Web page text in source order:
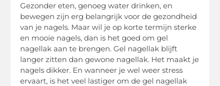
Gezonder eten, genoeg water drinken, en
bewegen zijn erg belangrijk voor de gezondheid
van je nagels. Maar wil je op korte termijn sterke
en mooie nagels, dan is het goed om gel
nagellak aan te brengen. Gel nagellak blijft
langer zitten dan gewone nagellak. Het maakt je
nagels dikker. En wanneer je wel weer stress
ervaart, is het veel lastiger om de gel nagellak